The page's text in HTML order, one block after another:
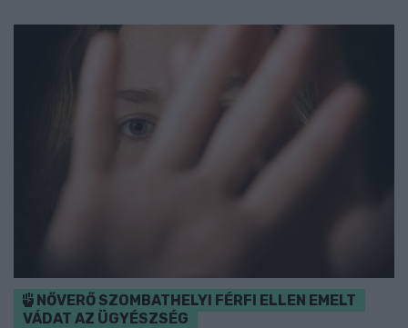
NŐVERŐ SZOMBATHELYI FÉRFI ELLEN EMELT
VÁDAT AZ ÜGYÉSZSÉG